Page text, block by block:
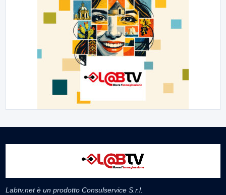
Labtv.net è un prodotto Consulservice S.r.l.